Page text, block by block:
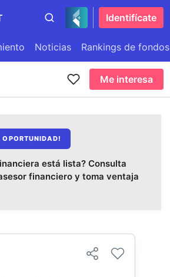
Identifícate
Noticias Rankings de fondos
Me interesa
OPORTUNIDAD!
está lista? Consulta
financiero y toma ventaja